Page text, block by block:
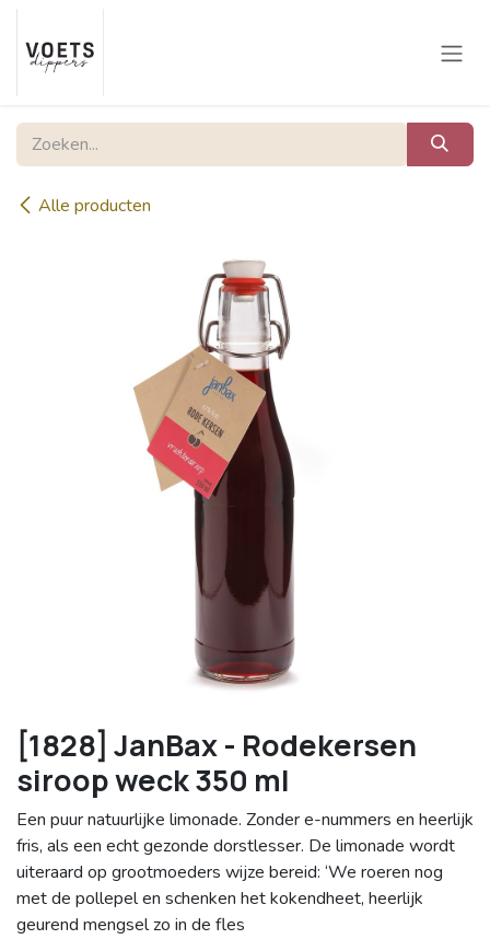
Overslaan naar inhoud
Alle producten
[1828] JanBax - Rodekersen
siroop weck 350 ml
Een puur natuurlijke limonade. Zonder e-nummers en heerlijk
fris, als een echt gezonde dorstlesser. De limonade wordt
uiteraard op grootmoeders wijze bereid: ‘We roeren nog
met de pollepel en schenken het kokendheet, heerlijk
geurend mengsel zo in de fles